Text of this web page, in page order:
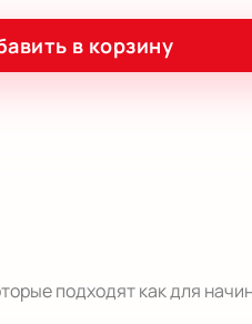
в корзину
подходят как для